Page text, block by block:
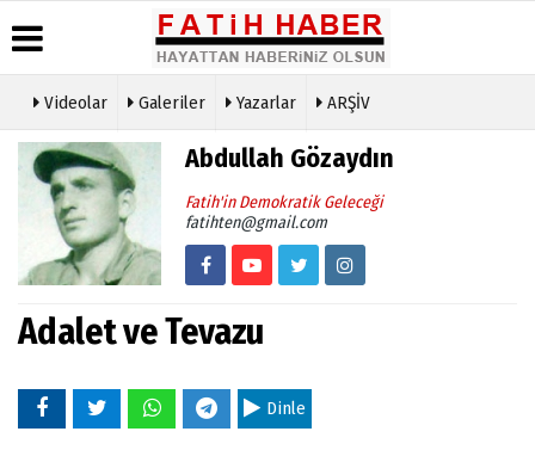
Haber
Arşivi
Günün
Haberleri
Biyografiler
Köşe
Yazarları
Video
Galeri
Foto
Galeri
Videolar Galeriler Yazarlar ARŞİV
Abdullah Gözaydın
Fatih'in Demokratik Geleceği
fatihten@gmail.com
Adalet ve Tevazu
Dinle